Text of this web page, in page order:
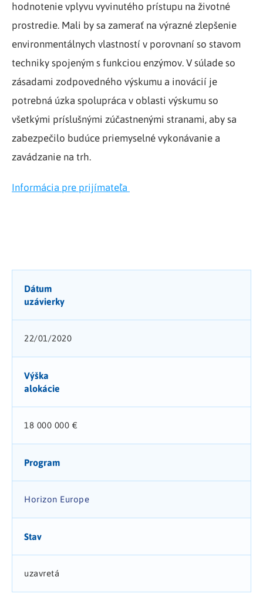
hodnotenie vplyvu vyvinutého prístupu na životné
prostredie. Mali by sa zamerať na výrazné zlepšenie
environmentálnych vlastností v porovnaní so stavom
techniky spojeným s funkciou enzýmov. V súlade so
zásadami zodpovedného výskumu a inovácií je
potrebná úzka spolupráca v oblasti výskumu so
všetkými príslušnými zúčastnenými stranami, aby sa
zabezpečilo budúce priemyselné vykonávanie a
zavádzanie na trh.
Informácia pre prijímateľa
Dátum
uzávierky
22/01/2020
Výška
alokácie
18 000 000 €
Program
Horizon Europe
Stav
uzavretá